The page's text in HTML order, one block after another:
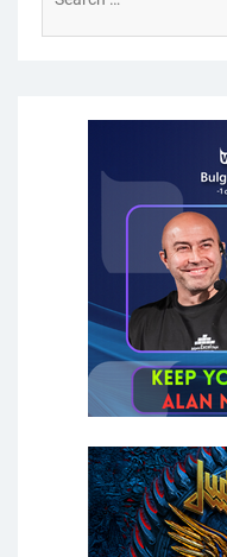
for: